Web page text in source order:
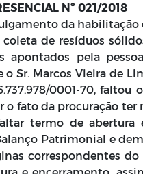
Nº 021/2018
da habilitação
de resíduos
apontados pela
o Sr. Marcos Vieira de
0001-70, faltou
fato da procuração ter
termo de abertura
Patrimonial e
correspondentes